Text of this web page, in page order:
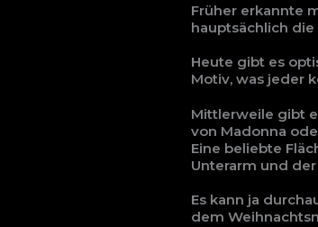
Früher erkannte
hauptsächlich
Heute gibt es
Motiv, was jeder
Mittlerweile gibt
von Madonna
Eine beliebte
Unterarm und der
Es kann ja
dem